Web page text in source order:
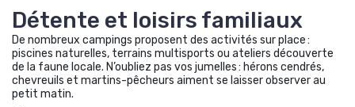
Détente et loisirs familiaux
De nombreux campings proposent des activités sur place :
piscines naturelles, terrains multisports ou ateliers découverte
de la faune locale. N’oubliez pas vos jumelles : hérons cendrés,
chevreuils et martins-pêcheurs aiment se laisser observer au
petit matin.